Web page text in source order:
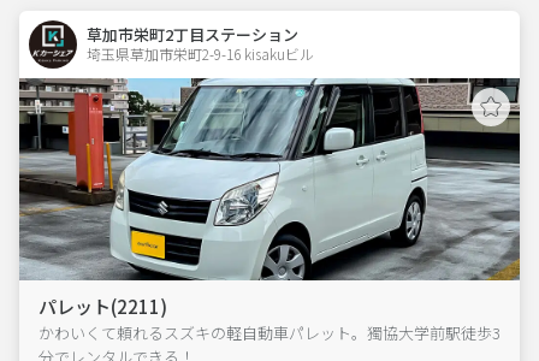
草加市栄町2丁目ステーション
埼玉県草加市栄町2-9-16 kisakuビル
パレット(2211)
かわいくて頼れるスズキの軽自動車パレット。獨協大学前駅徒歩3